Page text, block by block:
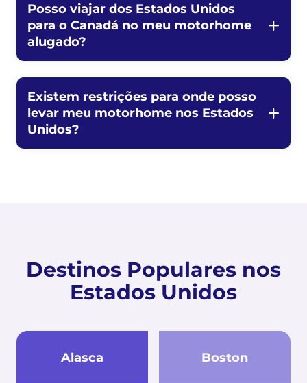
Posso viajar dos Estados Unidos
para o Canadá no meu motorhome
alugado?
Existem restrições para onde posso
levar meu motorhome nos Estados
Unidos?
Destinos Populares nos
Estados Unidos
Alasca Boston